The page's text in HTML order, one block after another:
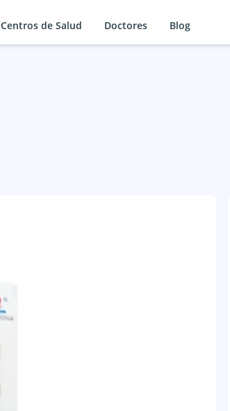
Centros de Salud Doctores Blog